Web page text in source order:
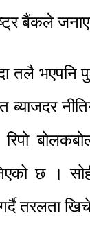
बैंकले
तलै भएपनि
ब्याजदर
रिपो
छ ।
तरलता